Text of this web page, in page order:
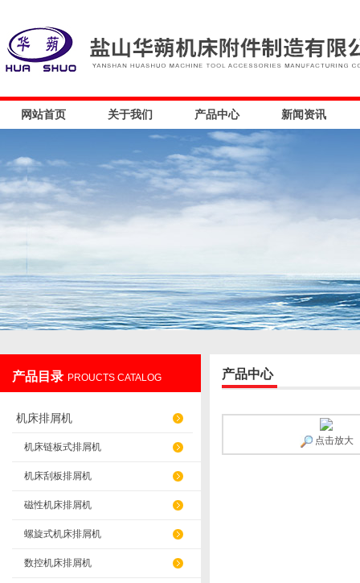
网站首页 关于我们 产品中心 新闻资讯
产品目录 PROUCTS CATALOG
机床排屑机
机床链板式排屑机
机床刮板排屑机
磁性机床排屑机
螺旋式机床排屑机
数控机床排屑机
产品中心
点击放大